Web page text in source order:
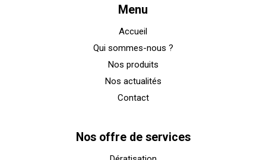
Menu
Accueil
Qui sommes-nous ?
Nos produits
Nos actualités
Contact
Nos offre de services